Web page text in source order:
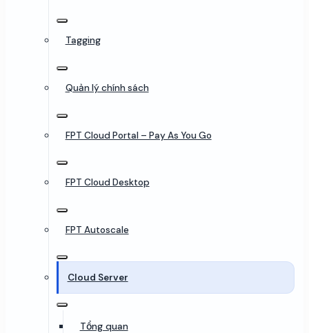
Tagging
Quản lý chính sách
FPT Cloud Portal – Pay As You Go
FPT Cloud Desktop
FPT Autoscale
Cloud Server
Tổng quan